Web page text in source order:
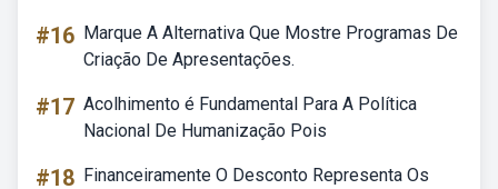
#16 Marque A Alternativa Que Mostre Programas De
Criação De Apresentações.
#17 Acolhimento é Fundamental Para A Política
Nacional De Humanização Pois
#18 Financeiramente O Desconto Representa Os